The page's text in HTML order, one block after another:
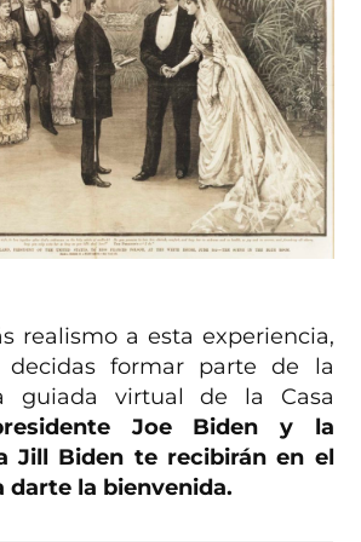
realismo a esta experiencia,
formar parte de la
guiada virtual de la Casa
Joe Biden y la
Jill Biden te recibirán en el
darte la bienvenida.